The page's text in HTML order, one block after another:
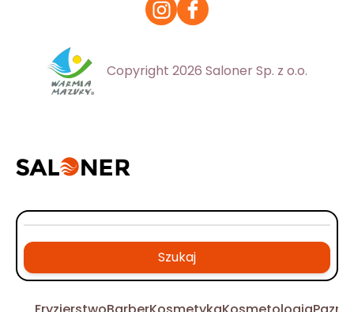
Copyright 2026 Saloner Sp. z o.o.
Szukaj